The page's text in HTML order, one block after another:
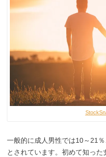
一般的に成人男性では10～21
とされています。初めて知っ